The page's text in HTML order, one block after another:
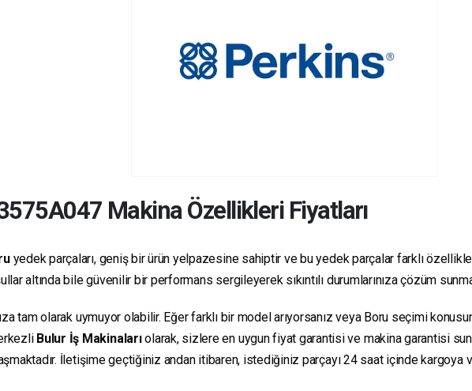
Makina Özellikleri Fiyatları
yedek parçaları, geniş bir ürün yelpazesine sahiptir ve bu yedek parçalar farklı
altında bile güvenilir bir performans sergileyerek sıkıntılı durumlarınıza çözüm
tam olarak uymuyor olabilir. Eğer farklı bir model arıyorsanız veya Boru seçimi
Bulur İş Makinalarıolarak, sizlere en uygun fiyat garantisi ve makina garantisi
İletişime geçtiğiniz andan itibaren, istediğiniz parçayı 24 saat içinde kargoya